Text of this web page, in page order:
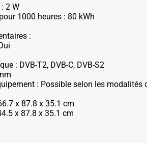
2 W
1000 heures : 80 kWh
:
: DVB-T2, DVB-C, DVB-S2
: Possible selon les modalités
x 87.8 x 35.1 cm
x 87.8 x 35.1 cm